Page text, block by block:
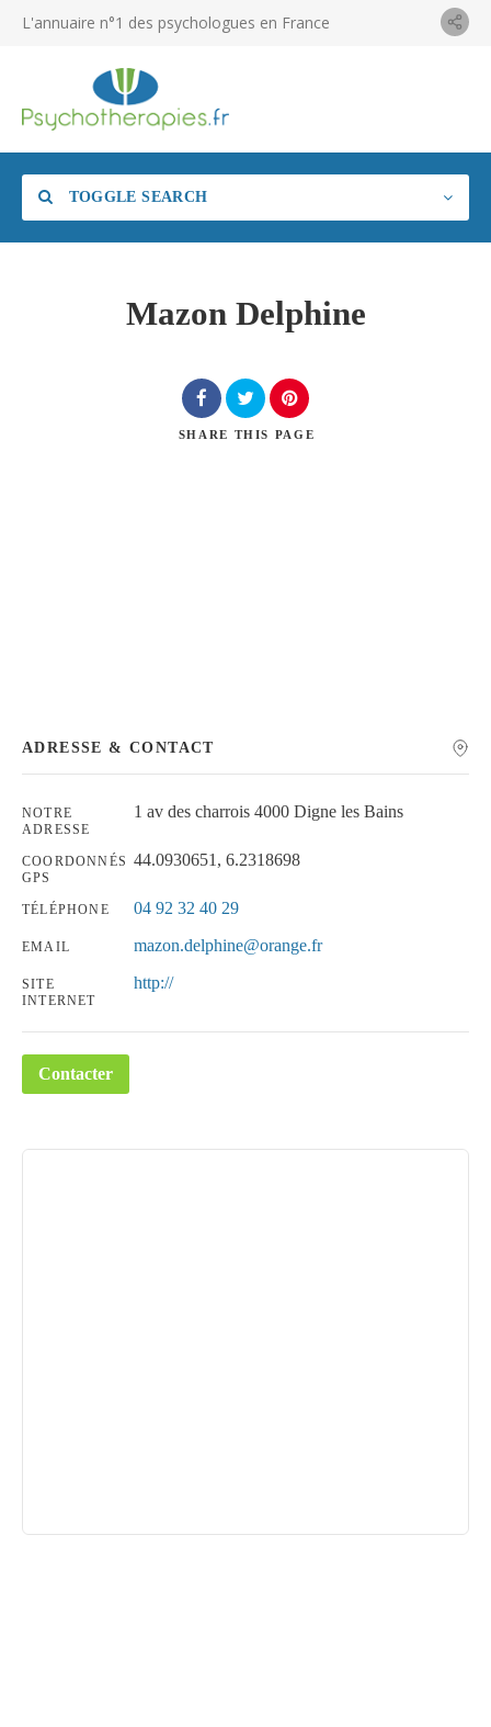
L'annuaire n°1 des psychologues en France
TOGGLE SEARCH
Mazon Delphine
SHARE THIS PAGE
ADRESSE & CONTACT
NOTRE
ADRESSE
1 av des charrois 4000 Digne les Bains
COORDONNÉS
GPS
44.0930651, 6.2318698
TÉLÉPHONE 04 92 32 40 29
EMAIL mazon.delphine@orange.fr
SITE
INTERNET
http://
Contacter